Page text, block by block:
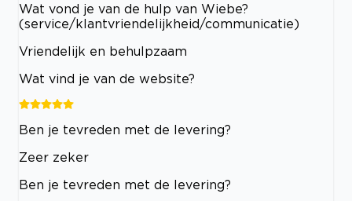
Wat vond je van de hulp van Wiebe?
(service/klantvriendelijkheid/communicatie)
Vriendelijk en behulpzaam
Wat vind je van de website?
Ben je tevreden met de levering?
Zeer zeker
Ben je tevreden met de levering?